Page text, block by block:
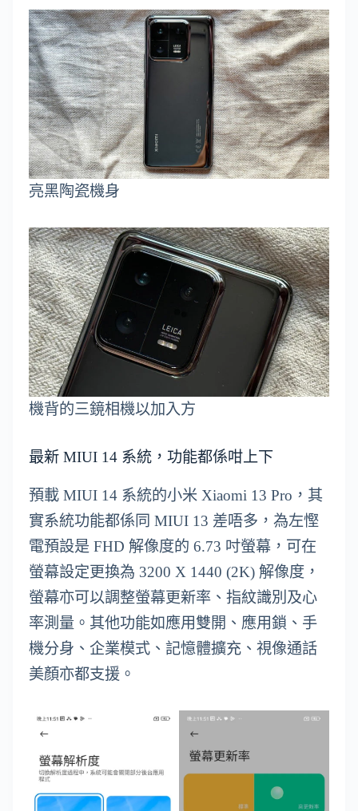
亮黑陶瓷機身
機背的三鏡相機以加入方
最新 MIUI 14 系統，功能都係咁上下
預載 MIUI 14 系統的小米 Xiaomi 13 Pro，其
實系統功能都係同 MIUI 13 差唔多，為左慳
電預設是 FHD 解像度的 6.73 吋螢幕，可在
螢幕設定更換為 3200 X 1440 (2K) 解像度，
螢幕亦可以調整螢幕更新率、指紋識別及心
率測量。其他功能如應用雙開、應用鎖、手
機分身、企業模式、記憶體擴充、視像通話
美顏亦都支援。